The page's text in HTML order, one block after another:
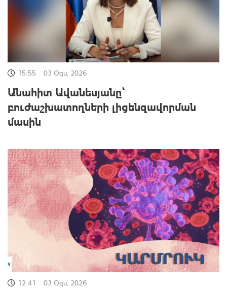
15:55 03 Օգս, 2026
Անահիտ Ավանեսյանը՝
բուժաշխատողների լիցենզավորման
մասին
12:41 03 Օգս, 2026